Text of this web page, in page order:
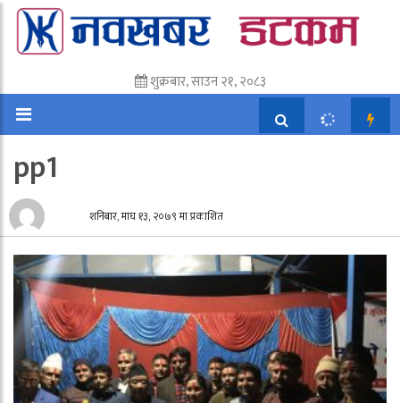
शुक्रबार, साउन २१, २०८३
pp1
शनिबार, माघ १३, २०७९ मा प्रकाशित